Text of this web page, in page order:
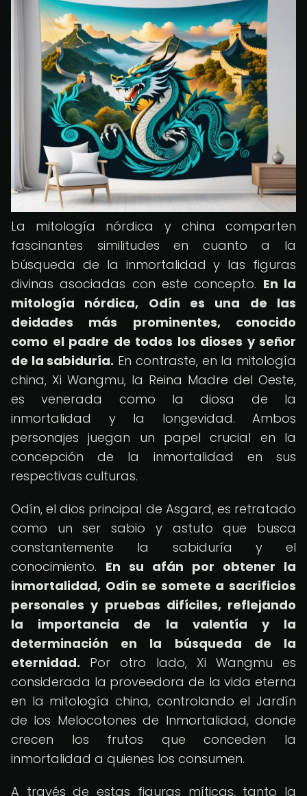
La mitología nórdica y china comparten
fascinantes similitudes en cuanto a la
búsqueda de la inmortalidad y las figuras
divinas asociadas con este concepto. En la
mitología nórdica, Odín es una de las
deidades más prominentes, conocido
como el padre de todos los dioses y señor
de la sabiduría. En contraste, en la mitología
china, Xi Wangmu, la Reina Madre del Oeste,
es venerada como la diosa de la
inmortalidad y la longevidad. Ambos
personajes juegan un papel crucial en la
concepción de la inmortalidad en sus
respectivas culturas.
Odín, el dios principal de Asgard, es retratado
como un ser sabio y astuto que busca
constantemente la sabiduría y el
conocimiento. En su afán por obtener la
inmortalidad, Odín se somete a sacrificios
personales y pruebas difíciles, reflejando
la importancia de la valentía y la
determinación en la búsqueda de la
eternidad. Por otro lado, Xi Wangmu es
considerada la proveedora de la vida eterna
en la mitología china, controlando el Jardín
de los Melocotones de Inmortalidad, donde
crecen los frutos que conceden la
inmortalidad a quienes los consumen.
A través de estas figuras míticas, tanto la